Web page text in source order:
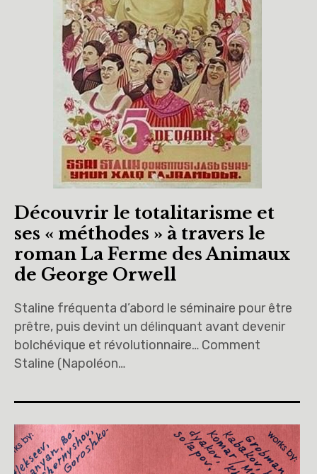
Découvrir le totalitarisme et
ses « méthodes » à travers le
roman La Ferme des Animaux
de George Orwell
Staline fréquenta d’abord le séminaire pour être
prêtre, puis devint un délinquant avant devenir
bolchévique et révolutionnaire… Comment
Staline (Napoléon…